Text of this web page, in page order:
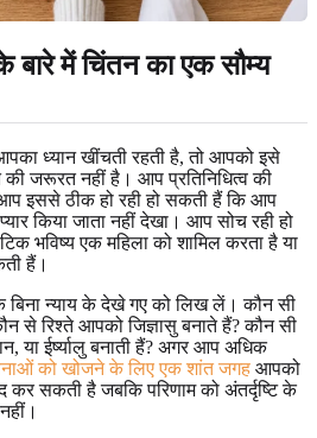
में चिंतन का एक सौम्य
ध्यान खींचती रहती है, तो आपको इसे
जरूरत नहीं है। आप प्रतिनिधित्व की
इससे ठीक हो रही हो सकती हैं कि आप
किया जाता नहीं देखा। आप सोच रही हो
भविष्य एक महिला को शामिल करता है या
हैं।
न्याय के देखे गए को लिख लें। कौन सी
से रिश्ते आपको जिज्ञासु बनाते हैं? कौन सी
या ईर्ष्यालु बनाती हैं? अगर आप अधिक
को खोजने के लिए एक शांत जगह आपको
कर सकती है जबकि परिणाम को अंतर्दृष्टि के